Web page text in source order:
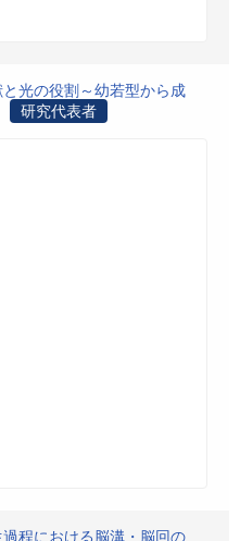
光の役割～幼若型から成
研究代表者
程における脳溝・脳回の